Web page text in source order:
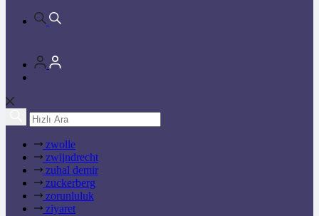
zwolle
zwijndrecht
zuhal demir
zuckerberg
zorunluluk
ziyaret